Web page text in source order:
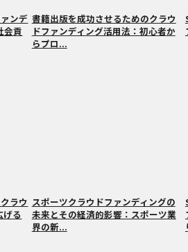
ンデ
会貢
書籍出版を成功させるためのクラウ
ドファンディング活用法：初心者か
らプロ...
ラウ
げる
スポーツクラウドファンディングの
未来とその経済的影響：スポーツ業
界の新...